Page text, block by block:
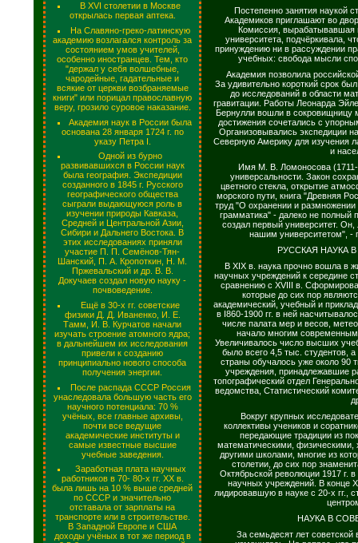
В XVI столетии в Москве
открылась первая аптека.
На Славяно-греко-латинскую
академию возлагался контроль за
состоянием умов учителей,
особенно иностранцев. Тем, кто
"держал у себя волшебные,
чародейные, гадательные и
всякие от церкви возбраняемые
книги" или порицал православную
веру, грозило суровое наказание.
Академия наук в России была
основана 28 января 1724 г. по
указу Петра I.
Одной из бурно
развивавшихся в России наук
была география. Экспедиции
созданного в 1845 г. Русского
географического общества
сыграли выдающуюся роль в
изучении природы Кавказа,
Средней и Центральной Азии,
Сибири и Дальнего Востока. В
этих исследованиях приняли
участие П. П. Семёнов-Тян-
Шанский, П. А. Кропоткин, Н. М.
Пржевальский и др. В. В.
Докучаев создал новую науку -
почвоведение.
Ещё в 30-х гг. советские
физики Д. Д. Иваненко, И. Е.
Тамм, И. В. Курчатов начали
изучать строение атомного ядра;
в дальнейшем их исследования
привели к созданию
принципиально нового способа
получения энергии.
После распада СССР Россия
унаследовала большую часть его
научного потенциала: 70 %
учёных, все главные архивы,
почти все ведущие
академические институты и
самые известные высшие
учебные заведения.
Заработная плата научных
работников в 70- 80-х гг. XX в.
была лишь на 10 % выше средней
по СССР и значительно
отставала от зарплаты на
транспорте или в строительстве.
В Западной Европе и США
доходы учёных в тот же период в
Постепенно занятия наукой
Академиков приглашают во
Комиссия, вырабатывавшая
университета, подчёркивала,
принуждению ни в рассуждении
учебных: свобода мысли
Академия позволила
За удивительно короткий срок
до исследований в области
гравитации. Работы Леонарда
Бернулли вошли в сокровищницу
достижения сочетались с
Организовывались экспедиции
Северную Америку для изучения
и
Имя М. В. Ломоносова
универсальности. Закон
цветного стекла, открытие
морского пути, книга "Древняя
труд "О охранении и размножении
грамматика" - далеко не полный
создал первый университет.
нашим университетом",
РУССКАЯ НАУКА В
В XIX в. наука прочно вошла в
научных учреждений к середине
сравнению с XVIII в.
которые до сих пор
академический, учебный и
в I860-1900 гг. в ней
числе палата мер и весов,
начало многим
Увеличивалось число высших
было всего 4,5 тыс. студентов,
страны обучалось уже около 90
учреждения, принадлежавшие
топографический отдел
ведомства, Статистический
Вокруг крупных
коллективы учеников и
передающие традиции из
математическими, физическими,
другими школами, многие из
столетии, до сих пор
Октябрьской революции 1917 г.
научных учреждений. В конце
лидировавшую в науке с 20-х гг.,
НАУКА В
За семьдесят лет советской